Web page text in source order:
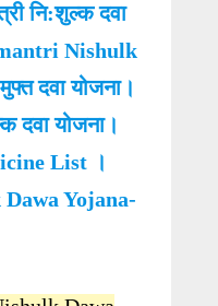
नि:शुल्क दवा
Nishulk
दवा योजना।
दवा योजना।
List ।
Yojana-